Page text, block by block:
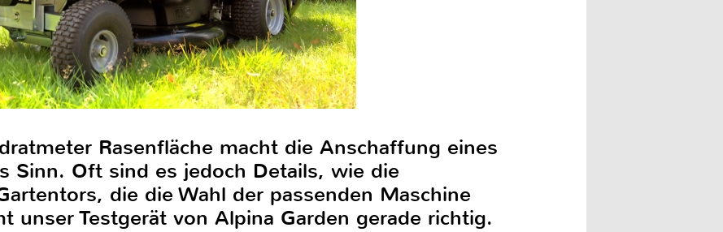
Rasenfläche macht die Anschaffung eines
Sinn. Oft sind es jedoch Details, wie die
die die Wahl der passenden Maschine
unser Testgerät von Alpina Garden gerade richtig.